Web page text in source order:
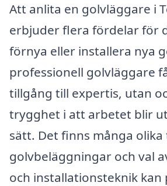
Att anlita en golvläggare i
erbjuder flera fördelar för
förnya eller installera nya
professionell golvläggare
tillgång till expertis, utan
trygghet i att arbetet blir
sätt. Det finns många
golvbeläggningar och val
och installationsteknik kan